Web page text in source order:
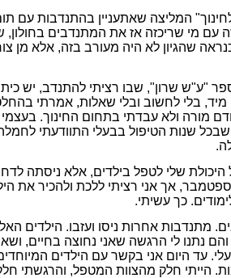
המליצה שאתעניין בהתנדבות עם
עם מי שריכזה אז את המתנדבים
שהגיון לא היה מעורב בזה, אלא מן
"ע"ש שרון", שבו רציתי להתנדב, יש
מיד, בלי לחשוב ובלי שאלות, אמרתי
מורה ולא עבדתי בתחום החינוך.
שנות הטיפול בבעלי התוודעתי
שלי לטפל בילדים, אלא ניסתה
אך אני רציתי ללכת ולהכיר את
כך עשיתי.
מתנדבות אחרות ניסו ועזבו. הילדים
נתנו לי הרגשה שאני נחוצה בחיים,
עד היום אני בקשר עם הילדים
הייתי חלק מהצוות המטפל, והרגשתי